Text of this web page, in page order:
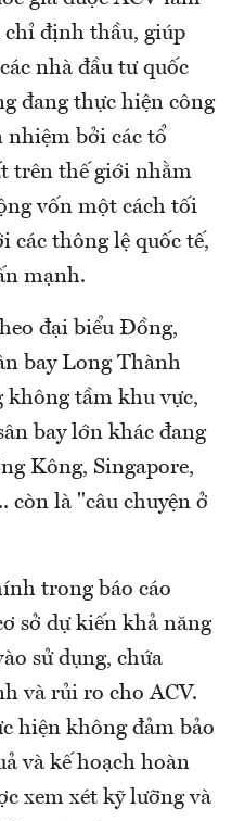
chỉ định thầu, giúp
nhà đầu tư quốc
đang thực hiện công
nhiệm bởi các tổ
trên thế giới nhằm
vốn một cách tối
các thông lệ quốc tế,
mạnh.
đại biểu Đồng,
bay Long Thành
không tầm khu vực,
bay lớn khác đang
Kông, Singapore,
còn là "câu chuyện ở
trong báo cáo
sở dự kiến khả năng
sử dụng, chứa
và rủi ro cho ACV.
hiện không đảm bảo
và kế hoạch hoàn
xem xét kỹ lưỡng và